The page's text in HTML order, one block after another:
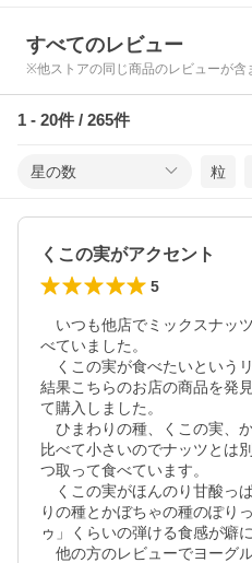
すべてのレビュー
※他ストアの同じ商品のレビューが含
1 - 20件 / 265件
星の数 粒
くこの実がアクセント
5
いつも他店でミックスナッ
べていました。
くこの実が食べたいという
結果こちらのお店の商品を発
て購入しました。
ひまわりの種、くこの実、
比べて小さいのでナッツとは
つ取って食べています。
くこの実がほんのり甘酸っ
りの種とかぼちゃの種のぽり
ゥ」くらいの弾ける食感が癖
他の方のレビューでヨーグ